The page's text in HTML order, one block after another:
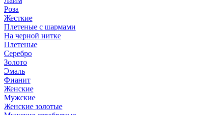
Роза
Жесткие
Плетеные с шармами
На черной нитке
Плетеные
Серебро
Золото
Эмаль
Фианит
Женские
Мужские
Женские золотые